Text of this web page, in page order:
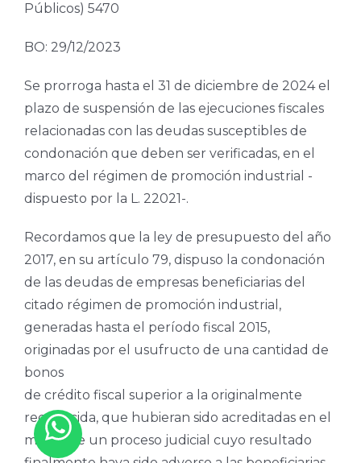
Públicos) 5470
BO: 29/12/2023
Se prorroga hasta el 31 de diciembre de 2024 el
plazo de suspensión de las ejecuciones fiscales
relacionadas con las deudas susceptibles de
condonación que deben ser verificadas, en el
marco del régimen de promoción industrial -
dispuesto por la L. 22021-.
Recordamos que la ley de presupuesto del año
2017, en su artículo 79, dispuso la condonación
de las deudas de empresas beneficiarias del
citado régimen de promoción industrial,
generadas hasta el período fiscal 2015,
originadas por el usufructo de una cantidad de
bonos
de crédito fiscal superior a la originalmente
reconocida, que hubieran sido acreditadas en el
marco de un proceso judicial cuyo resultado